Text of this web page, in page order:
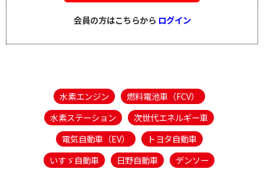
会員の方はこちらから ログイン
水素エンジン
燃料電池車（FCV）
水素ステーション
次世代エネルギー車
電気自動車（EV）
トヨタ自動車
いすゞ自動車
日野自動車
デンソー